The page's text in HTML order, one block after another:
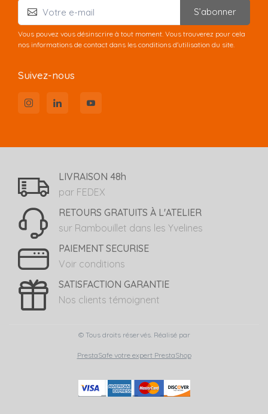
S’abonner
Vous pouvez vous désinscrire à tout moment. Vous trouverez pour cela
nos informations de contact dans les conditions d'utilisation du site.
Suivez-nous
LIVRAISON 48h
par FEDEX
RETOURS GRATUITS À L'ATELIER
sur Rambouillet dans les Yvelines
PAIEMENT SECURISE
Voir conditions
SATISFACTION GARANTIE
Nos clients témoignent
© Tous droits réservés. Réalisé par
PrestaSafe votre expert PrestaShop